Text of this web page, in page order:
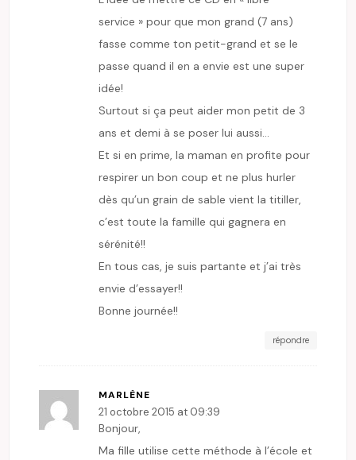
service » pour que mon grand (7 ans)
fasse comme ton petit-grand et se le
passe quand il en a envie est une super
idée!
Surtout si ça peut aider mon petit de 3
ans et demi à se poser lui aussi…
Et si en prime, la maman en profite pour
respirer un bon coup et ne plus hurler
dès qu’un grain de sable vient la titiller,
c’est toute la famille qui gagnera en
sérénité!!
En tous cas, je suis partante et j’ai très
envie d’essayer!!
Bonne journée!!
répondre
MARLÈNE
21 octobre 2015 at 09:39
Bonjour,
Ma fille utilise cette méthode à l’école et